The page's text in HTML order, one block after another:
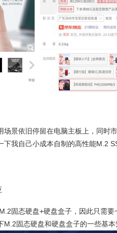
景依旧停留在电脑主板上，同时
我自己小成本自制的高性能M.2
固态硬盘+硬盘盒子，因此只需
固态硬盘和硬盘盒子的一些基本